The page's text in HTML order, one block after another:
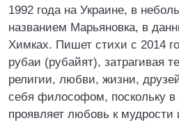
1992 года на Украине, в
названием Марьяновка, в
Химках. Пишет стихи с 2014
рубаи (рубайят), затрагивая
религии, любви, жизни,
себя философом, поскольку в
проявляет любовь к мудрости